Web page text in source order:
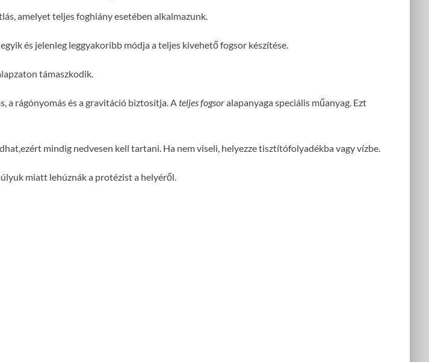
amelyet teljes foghiány esetében alkalmazunk.
és jelenleg leggyakoribb módja a teljes kivehető fogsor készítése.
támaszkodik.
a rágónyomás és a gravitáció biztosítja. A teljes fogsoralapanyaga speciális műanyag. Ezt
mindig nedvesen kell tartani. Ha nem viseli, helyezze tisztítófolyadékba vagy vízbe.
miatt lehúznák a protézist a helyéről.